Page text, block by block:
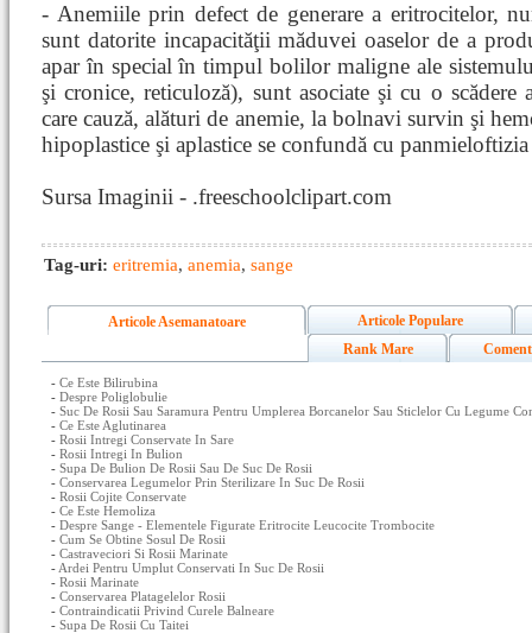
- Anemiile prin defect de generare a eritrocitelor,
sunt datorite incapacităţii măduvei oaselor de a
apar în special în timpul bolilor maligne ale
şi cronice, reticuloză), sunt asociate şi cu o
care cauză, alături de anemie, la bolnavi survin şi
hipoplastice şi aplastice se confundă cu panmieloftizia
Sursa Imaginii - .freeschoolclipart.com
Tag-uri: eritremia, anemia, sange
Articole Asemanatoare
Articole Populare
Rank Mare
- Ce Este Bilirubina
- Despre Poliglobulie
- Suc De Rosii Sau Saramura Pentru Umplerea Borcanelor Sau Sticlelor Cu Legume
- Ce Este Aglutinarea
- Rosii Intregi Conservate In Sare
- Rosii Intregi In Bulion
- Supa De Bulion De Rosii Sau De Suc De Rosii
- Conservarea Legumelor Prin Sterilizare In Suc De Rosii
- Rosii Cojite Conservate
- Ce Este Hemoliza
- Despre Sange - Elementele Figurate Eritrocite Leucocite Trombocite
- Cum Se Obtine Sosul De Rosii
- Castraveciori Si Rosii Marinate
- Ardei Pentru Umplut Conservati In Suc De Rosii
- Rosii Marinate
- Conservarea Platagelelor Rosii
- Contraindicatii Privind Curele Balneare
- Supa De Rosii Cu Taitei